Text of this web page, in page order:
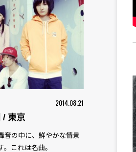
2014.08.21
/ 東京
音の中に、鮮やかな情景
これは名曲。